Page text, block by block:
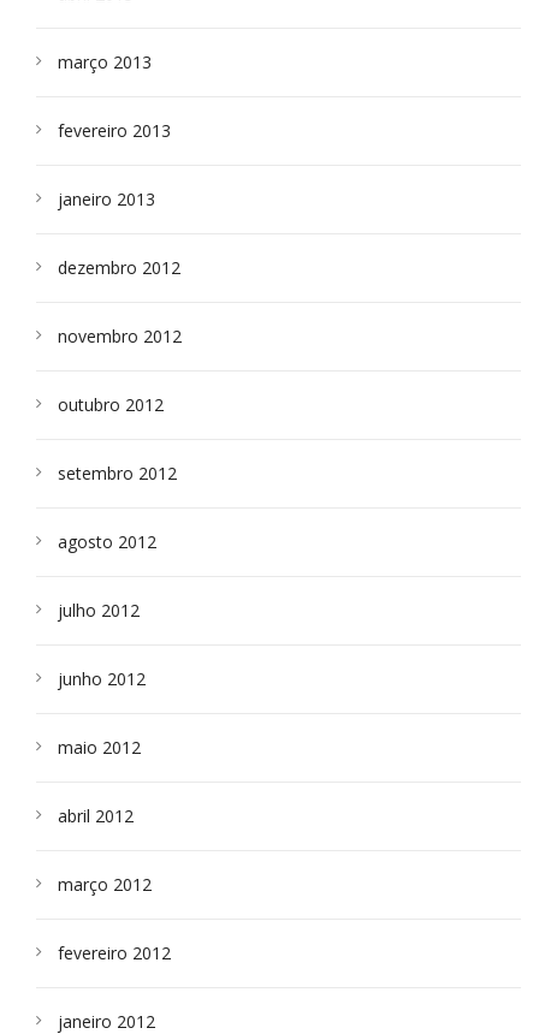
março 2013
fevereiro 2013
janeiro 2013
dezembro 2012
novembro 2012
outubro 2012
setembro 2012
agosto 2012
julho 2012
junho 2012
maio 2012
abril 2012
março 2012
fevereiro 2012
janeiro 2012